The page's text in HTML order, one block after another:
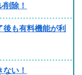
除！
も有料機能が利
い！